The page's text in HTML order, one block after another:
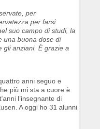
per
per farsi
suo campo di studi, la
una buona dose di
gli anziani. È grazie a
anni seguo e
più mi sta a cuore è
l’insegnante di
A oggi ho 31 alunni